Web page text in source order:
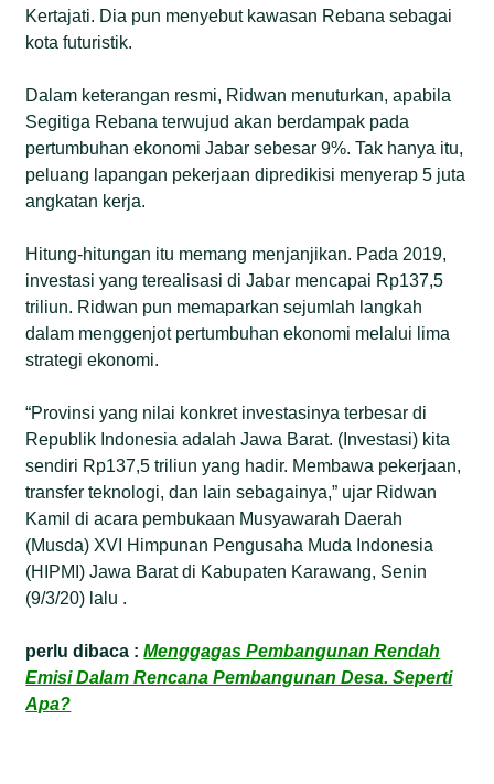
Kertajati. Dia pun menyebut kawasan Rebana sebagai
kota futuristik.
Dalam keterangan resmi, Ridwan menuturkan, apabila
Segitiga Rebana terwujud akan berdampak pada
pertumbuhan ekonomi Jabar sebesar 9%. Tak hanya itu,
peluang lapangan pekerjaan dipredikisi menyerap 5 juta
angkatan kerja.
Hitung-hitungan itu memang menjanjikan. Pada 2019,
investasi yang terealisasi di Jabar mencapai Rp137,5
triliun. Ridwan pun memaparkan sejumlah langkah
dalam menggenjot pertumbuhan ekonomi melalui lima
strategi ekonomi.
“Provinsi yang nilai konkret investasinya terbesar di
Republik Indonesia adalah Jawa Barat. (Investasi) kita
sendiri Rp137,5 triliun yang hadir. Membawa pekerjaan,
transfer teknologi, dan lain sebagainya,” ujar Ridwan
Kamil di acara pembukaan Musyawarah Daerah
(Musda) XVI Himpunan Pengusaha Muda Indonesia
(HIPMI) Jawa Barat di Kabupaten Karawang, Senin
(9/3/20) lalu .
perlu dibaca :Menggagas Pembangunan Rendah
Emisi Dalam Rencana Pembangunan Desa. Seperti
Apa?